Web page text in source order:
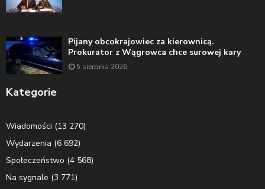
Pijany obcokrajowiec za kierownicą.
Prokurator z Wągrowca chce surowej kary
5 sierpnia 2026
Kategorie
Wiadomości (13 270)
Wydarzenia (6 692)
Społeczeństwo (4 568)
Na sygnale (3 771)